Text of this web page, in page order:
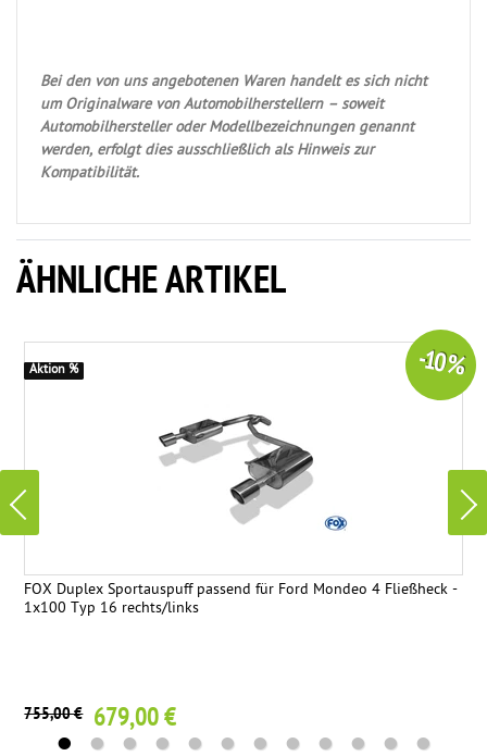
Bei den von uns angebotenen Waren handelt es sich nicht
um Originalware von Automobilherstellern – soweit
Automobilhersteller oder Modellbezeichnungen genannt
werden, erfolgt dies ausschließlich als Hinweis zur
Kompatibilität.
ÄHNLICHE ARTIKEL
FOX Duplex Sportauspuff passend für Ford Mondeo 4 Fließheck -
1x100 Typ 16 rechts/links
755,00 € 679,00 €
-10 %
Aktion %